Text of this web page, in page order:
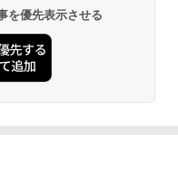
Home & Business 202
ンラインコード版|Wind
対応|PC2台
つくHTML & CSSとWe
座［第2版］
Paperwhite (16GB) 7イ
イ、色調調節ライト、12
を優先表示させる